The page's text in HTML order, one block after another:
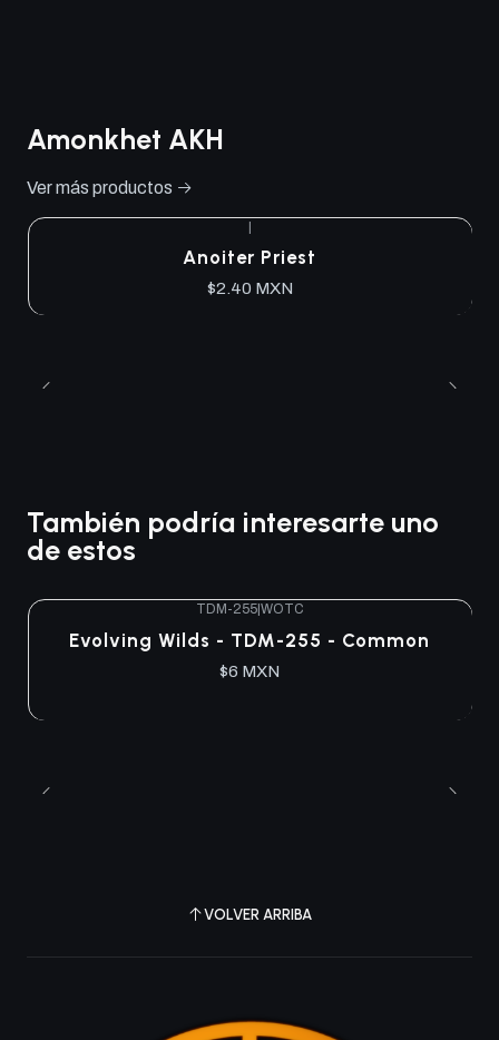
Amonkhet AKH
Ver más productos
Anoiter Priest
$2.40 MXN
También podría interesarte uno
de estos
Agotado
TDM-255| WOTC
Evolving Wilds - TDM-255 - Common
$6 MXN
VOLVER ARRIBA